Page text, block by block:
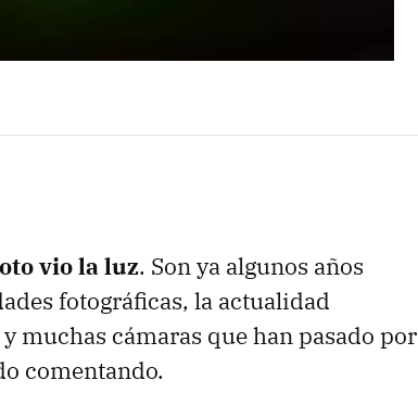
vio la luz. Son ya algunos años
fotográficas, la actualidad
muchas cámaras que han pasado por
comentando.